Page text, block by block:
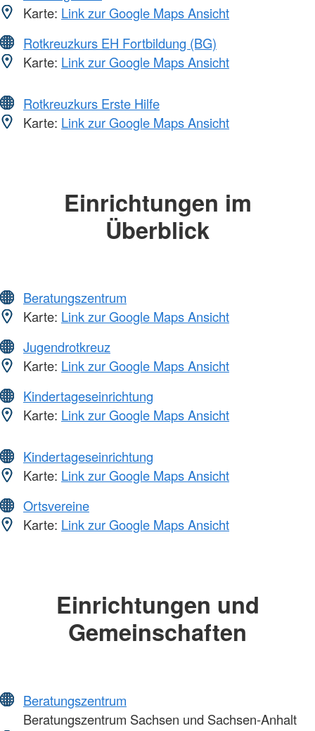
Karte: Link zur Google Maps Ansicht
Rotkreuzkurs EH Fortbildung (BG)
Karte: Link zur Google Maps Ansicht
Rotkreuzkurs Erste Hilfe
Karte: Link zur Google Maps Ansicht
Einrichtungen im
Überblick
Beratungszentrum
Karte: Link zur Google Maps Ansicht
Jugendrotkreuz
Karte: Link zur Google Maps Ansicht
Kindertageseinrichtung
Karte: Link zur Google Maps Ansicht
Kindertageseinrichtung
Karte: Link zur Google Maps Ansicht
Ortsvereine
Karte: Link zur Google Maps Ansicht
Einrichtungen und
Gemeinschaften
Beratungszentrum
Beratungszentrum Sachsen und Sachsen-Anhalt